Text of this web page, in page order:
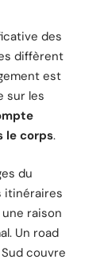
des
diffèrent
est
sur les
le corps.
du
itinéraires
raison
Un road
couvre